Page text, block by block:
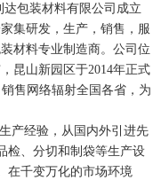
装材料有限公司成立
集研发，生产，销售，服
材料专业制造商。公司位
昆山新园区于2014年正式
售网络辐射全国各省，为
经验，从国内外引进先
检、分切和制袋等生产设
在千变万化的市场环境